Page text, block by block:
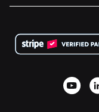
Confidentialité
Partenariat
Bibliothèque
Collecte de fonds
Plugin de don Wix
Application de don
Don Joomla